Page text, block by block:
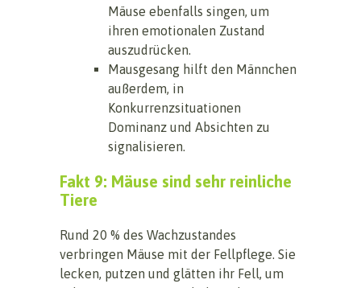
Mäuse ebenfalls singen, um
ihren emotionalen Zustand
auszudrücken.
Mausgesang hilft den Männchen
außerdem, in
Konkurrenzsituationen
Dominanz und Absichten zu
signalisieren.
Fakt 9: Mäuse sind sehr reinliche
Tiere
Rund 20 % des Wachzustandes
verbringen Mäuse mit der Fellpflege. Sie
lecken, putzen und glätten ihr Fell, um